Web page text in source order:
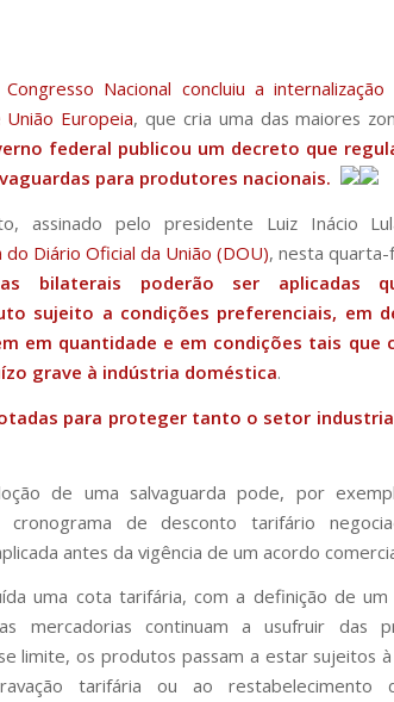
Congresso Nacional concluiu a
Europeia, que cria uma das maiores
federal publicou um decreto que
para produtores nacionais.
assinado pelo presidente Luiz Inácio
Diário Oficial da União (DOU), nesta
bilaterais poderão ser aplicadas
sujeito a condições preferenciais, em
em quantidade e em condições tais que
grave à indústria doméstica.
para proteger tanto o setor
de uma salvaguarda pode, por
cronograma de desconto tarifário
antes da vigência de um acordo
uma cota tarifária, com a definição de
mercadorias continuam a usufruir das
limite, os produtos passam a estar sujeitos
tarifária ou ao restabelecimento